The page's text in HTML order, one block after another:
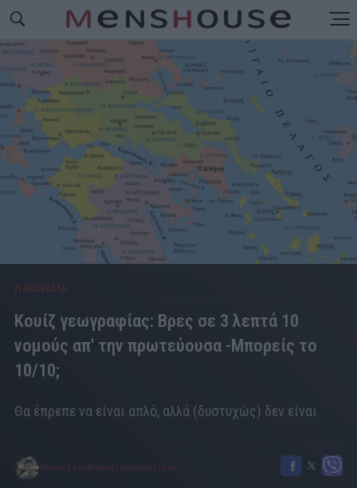
ΠΑΙΧΝΙΔΙΑ
Κουίζ γεωγραφίας: Βρες σε 3 λεπτά 10
νομούς απ' την πρωτεύουσα -Μπορείς το
10/10;
Θα έπρεπε να είναι απλό, αλλά (δυστυχώς) δεν είναι
ΕΡΡΙΚΟΣ ΒΟΥΛΓΑΡΗΣ 19/02/2026 13:10